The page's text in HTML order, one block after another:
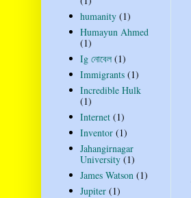
humanity (1)
Humayun Ahmed
(1)
Ig নোবেল (1)
Immigrants (1)
Incredible Hulk
(1)
Internet (1)
Inventor (1)
Jahangirnagar
University (1)
James Watson (1)
Jupiter (1)